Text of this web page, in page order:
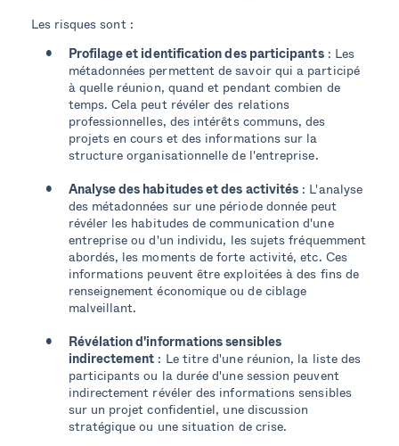
Les risques sont :
Profilage et identification des participants: Les
métadonnées permettent de savoir qui a participé
à quelle réunion, quand et pendant combien de
temps. Cela peut révéler des relations
professionnelles, des intérêts communs, des
projets en cours et des informations sur la
structure organisationnelle de l'entreprise.
Analyse des habitudes et des activités : L'analyse
des métadonnées sur une période donnée peut
révéler les habitudes de communication d'une
entreprise ou d'un individu, les sujets fréquemment
abordés, les moments de forte activité, etc. Ces
informations peuvent être exploitées à des fins de
renseignement économique ou de ciblage
malveillant.
Révélation d'informations sensibles
indirectement : Le titre d'une réunion, la liste des
participants ou la durée d'une session peuvent
indirectement révéler des informations sensibles
sur un projet confidentiel, une discussion
stratégique ou une situation de crise.